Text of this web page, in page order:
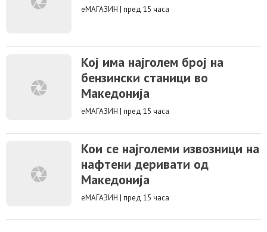
еМАГАЗИН | пред 15 часа
Кој има најголем број на
бензински станици во
Македонија
еМАГАЗИН | пред 15 часа
Кои се најголеми извозници на
нафтени деривати од
Македонија
еМАГАЗИН | пред 15 часа